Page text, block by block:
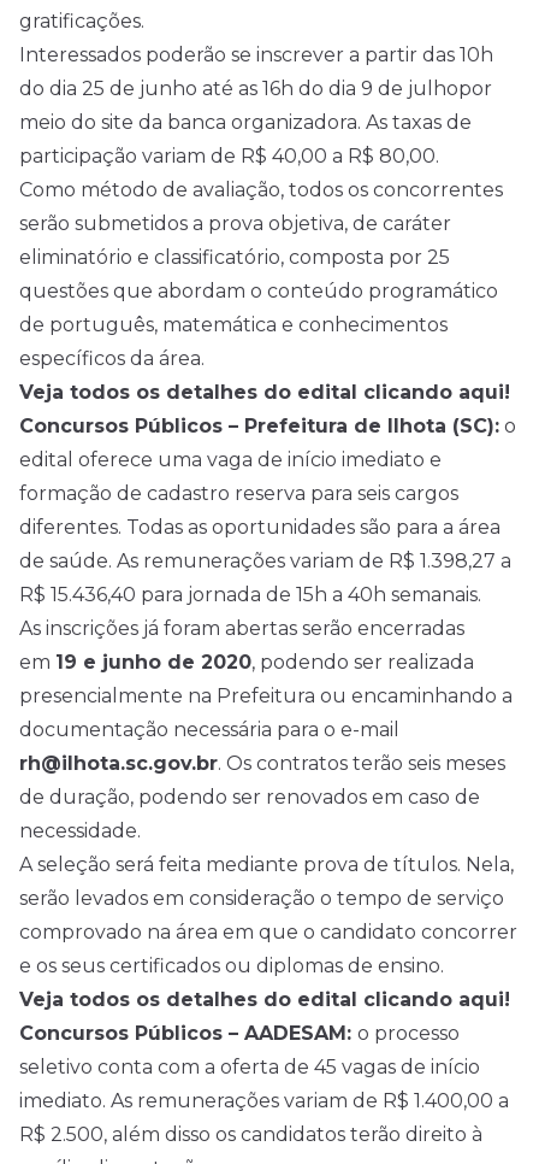
gratificações.
Interessados poderão se inscrever a partir das 10h
do dia 25 de junho até as 16h do dia 9 de julhopor
meio do site da banca organizadora. As taxas de
participação variam de R$ 40,00 a R$ 80,00.
Como método de avaliação, todos os concorrentes
serão submetidos a prova objetiva, de caráter
eliminatório e classificatório, composta por 25
questões que abordam o conteúdo programático
de português, matemática e conhecimentos
específicos da área.
Veja todos os detalhes do edital clicando aqui!
Concursos Públicos – Prefeitura de Ilhota (SC): o
edital oferece uma vaga de início imediato e
formação de cadastro reserva para seis cargos
diferentes. Todas as oportunidades são para a área
de saúde. As remunerações variam de R$ 1.398,27 a
R$ 15.436,40 para jornada de 15h a 40h semanais.
As inscrições já foram abertas serão encerradas
em 19 e junho de 2020, podendo ser realizada
presencialmente na Prefeitura ou encaminhando a
documentação necessária para o e-mail
rh@ilhota.sc.gov.br. Os contratos terão seis meses
de duração, podendo ser renovados em caso de
necessidade.
A seleção será feita mediante prova de títulos. Nela,
serão levados em consideração o tempo de serviço
comprovado na área em que o candidato concorrer
e os seus certificados ou diplomas de ensino.
Veja todos os detalhes do edital clicando aqui!
Concursos Públicos – AADESAM: o processo
seletivo conta com a oferta de 45 vagas de início
imediato. As remunerações variam de R$ 1.400,00 a
R$ 2.500, além disso os candidatos terão direito à